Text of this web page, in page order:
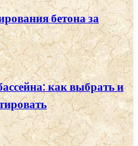
бетона за
как выбрать и